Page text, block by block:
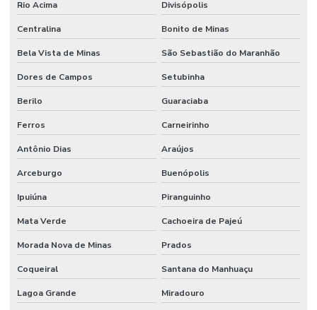
Rio Acima Divisópolis
Centralina Bonito de Minas
Bela Vista de Minas São Sebastião do Maranhão
Dores de Campos Setubinha
Berilo Guaraciaba
Ferros Carneirinho
Antônio Dias Araújos
Arceburgo Buenópolis
Ipuiúna Piranguinho
Mata Verde Cachoeira de Pajeú
Morada Nova de Minas Prados
Coqueiral Santana do Manhuaçu
Lagoa Grande Miradouro